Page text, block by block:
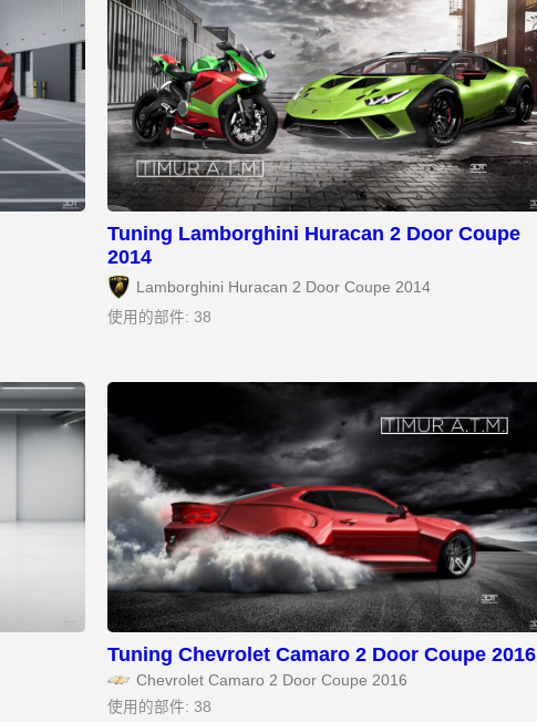
Tuning Lamborghini Huracan 2 Door Coupe
2014
Lamborghini Huracan 2 Door Coupe 2014
使用的部件: 38
Tuning Chevrolet Camaro 2 Door Coupe 2016
Chevrolet Camaro 2 Door Coupe 2016
使用的部件: 38